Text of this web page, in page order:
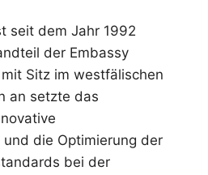
seit dem Jahr 1992
der Embassy
Sitz im westfälischen
an setzte das
die Optimierung der
bei der